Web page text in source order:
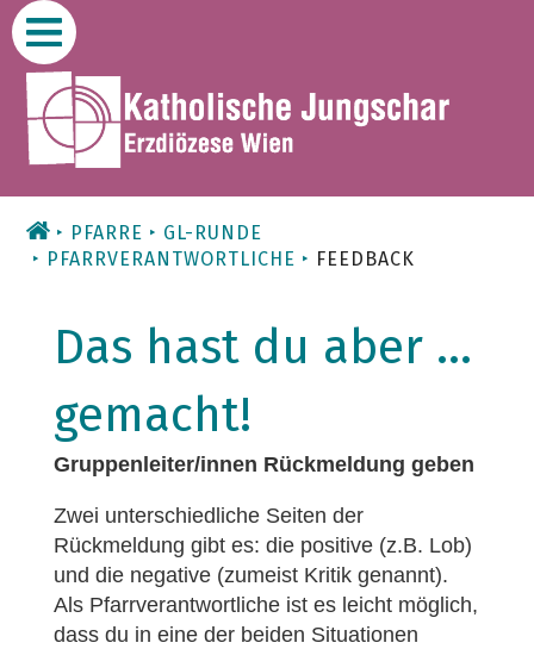
Zum
Inhalt
PFARRE
GL-RUNDE
PFARRVERANTWORTLICHE
FEEDBACK
Das hast du aber ...
gemacht!
Gruppenleiter/innen Rückmeldung geben
Zwei unterschiedliche Seiten der
Rückmeldung gibt es: die positive (z.B. Lob)
und die negative (zumeist Kritik genannt).
Als Pfarrverantwortliche ist es leicht möglich,
dass du in eine der beiden Situationen